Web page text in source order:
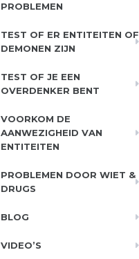
PROBLEMEN
TEST OF ER ENTITEITEN OF
DEMONEN ZIJN
TEST OF JE EEN
OVERDENKER BENT
VOORKOM DE
AANWEZIGHEID VAN
ENTITEITEN
PROBLEMEN DOOR WIET &
DRUGS
BLOG
VIDEO’S